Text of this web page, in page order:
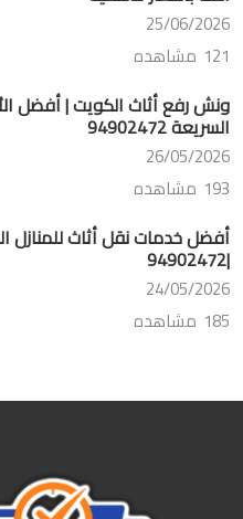
25/06/2026
121 مشاهده
ونش رفع أثاث الكويت | أفضل
السريعة 94902472
26/05/2026
193 مشاهده
أفضل خدمات نقل أثاث للمنازل
|94902472
24/05/2026
185 مشاهده